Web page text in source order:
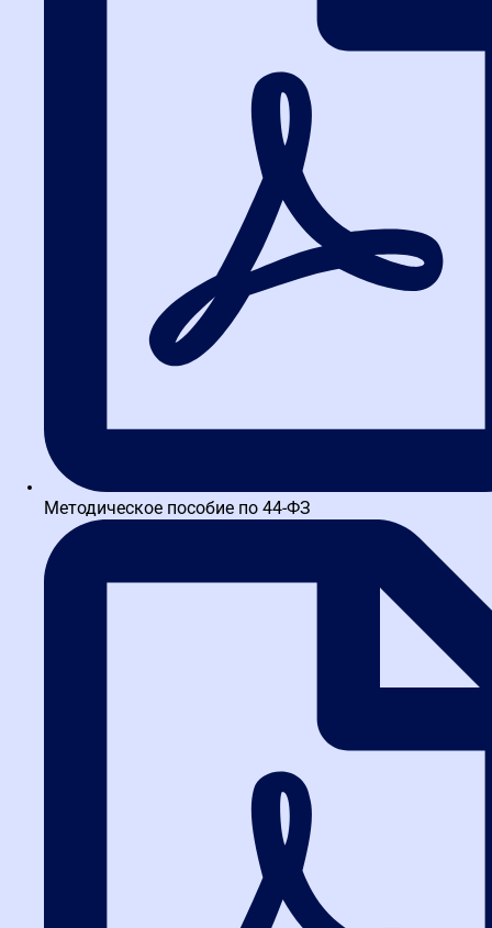
Изменения в госзакупках 2025-2026